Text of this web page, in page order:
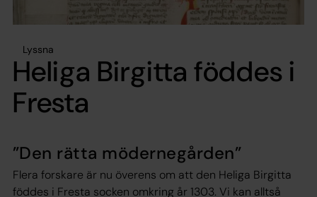
Lyssna
Heliga Birgitta föddes i
Fresta
”Den rätta mödernegården”
Flera forskare är nu överens om att den Heliga Birgitta
föddes i Fresta socken omkring år 1303. Vi kan alltså